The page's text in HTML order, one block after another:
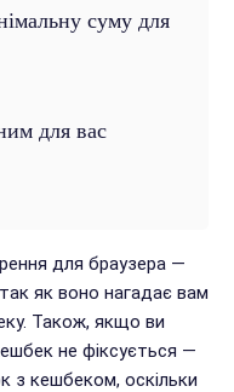
суму для
для вас
для браузера —
як воно нагадає вам
Також, якщо ви
не фіксується —
з кешбеком, оскільки